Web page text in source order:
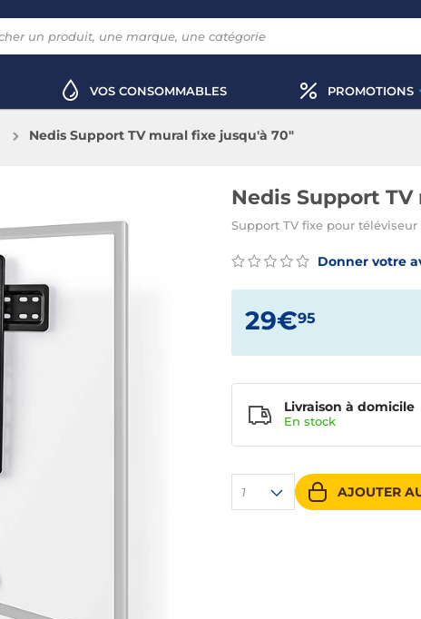
VOS CONSOMMABLES PROMOTIONS
Nedis Support TV mural fixe jusqu'à 70"
Nedis Support
Support TV fixe pour
Donner votre
29€95
1 AJOUTER
Livraison à domicile
En stock